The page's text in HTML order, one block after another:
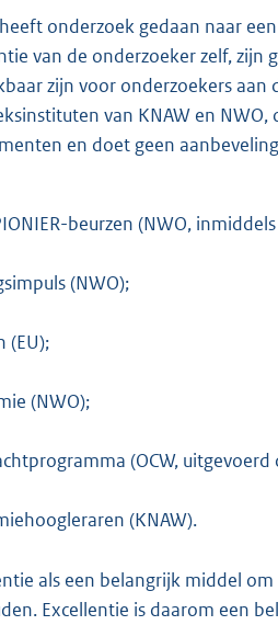
onderzoek gedaan naar
van de onderzoeker zelf,
zijn voor onderzoekers
van KNAW en
en doet geen
beurzen (NWO,
(NWO);
(EU);
(NWO);
(OCW, uitgevoerd
(KNAW).
als een belangrijk middel
Excellentie is daarom een